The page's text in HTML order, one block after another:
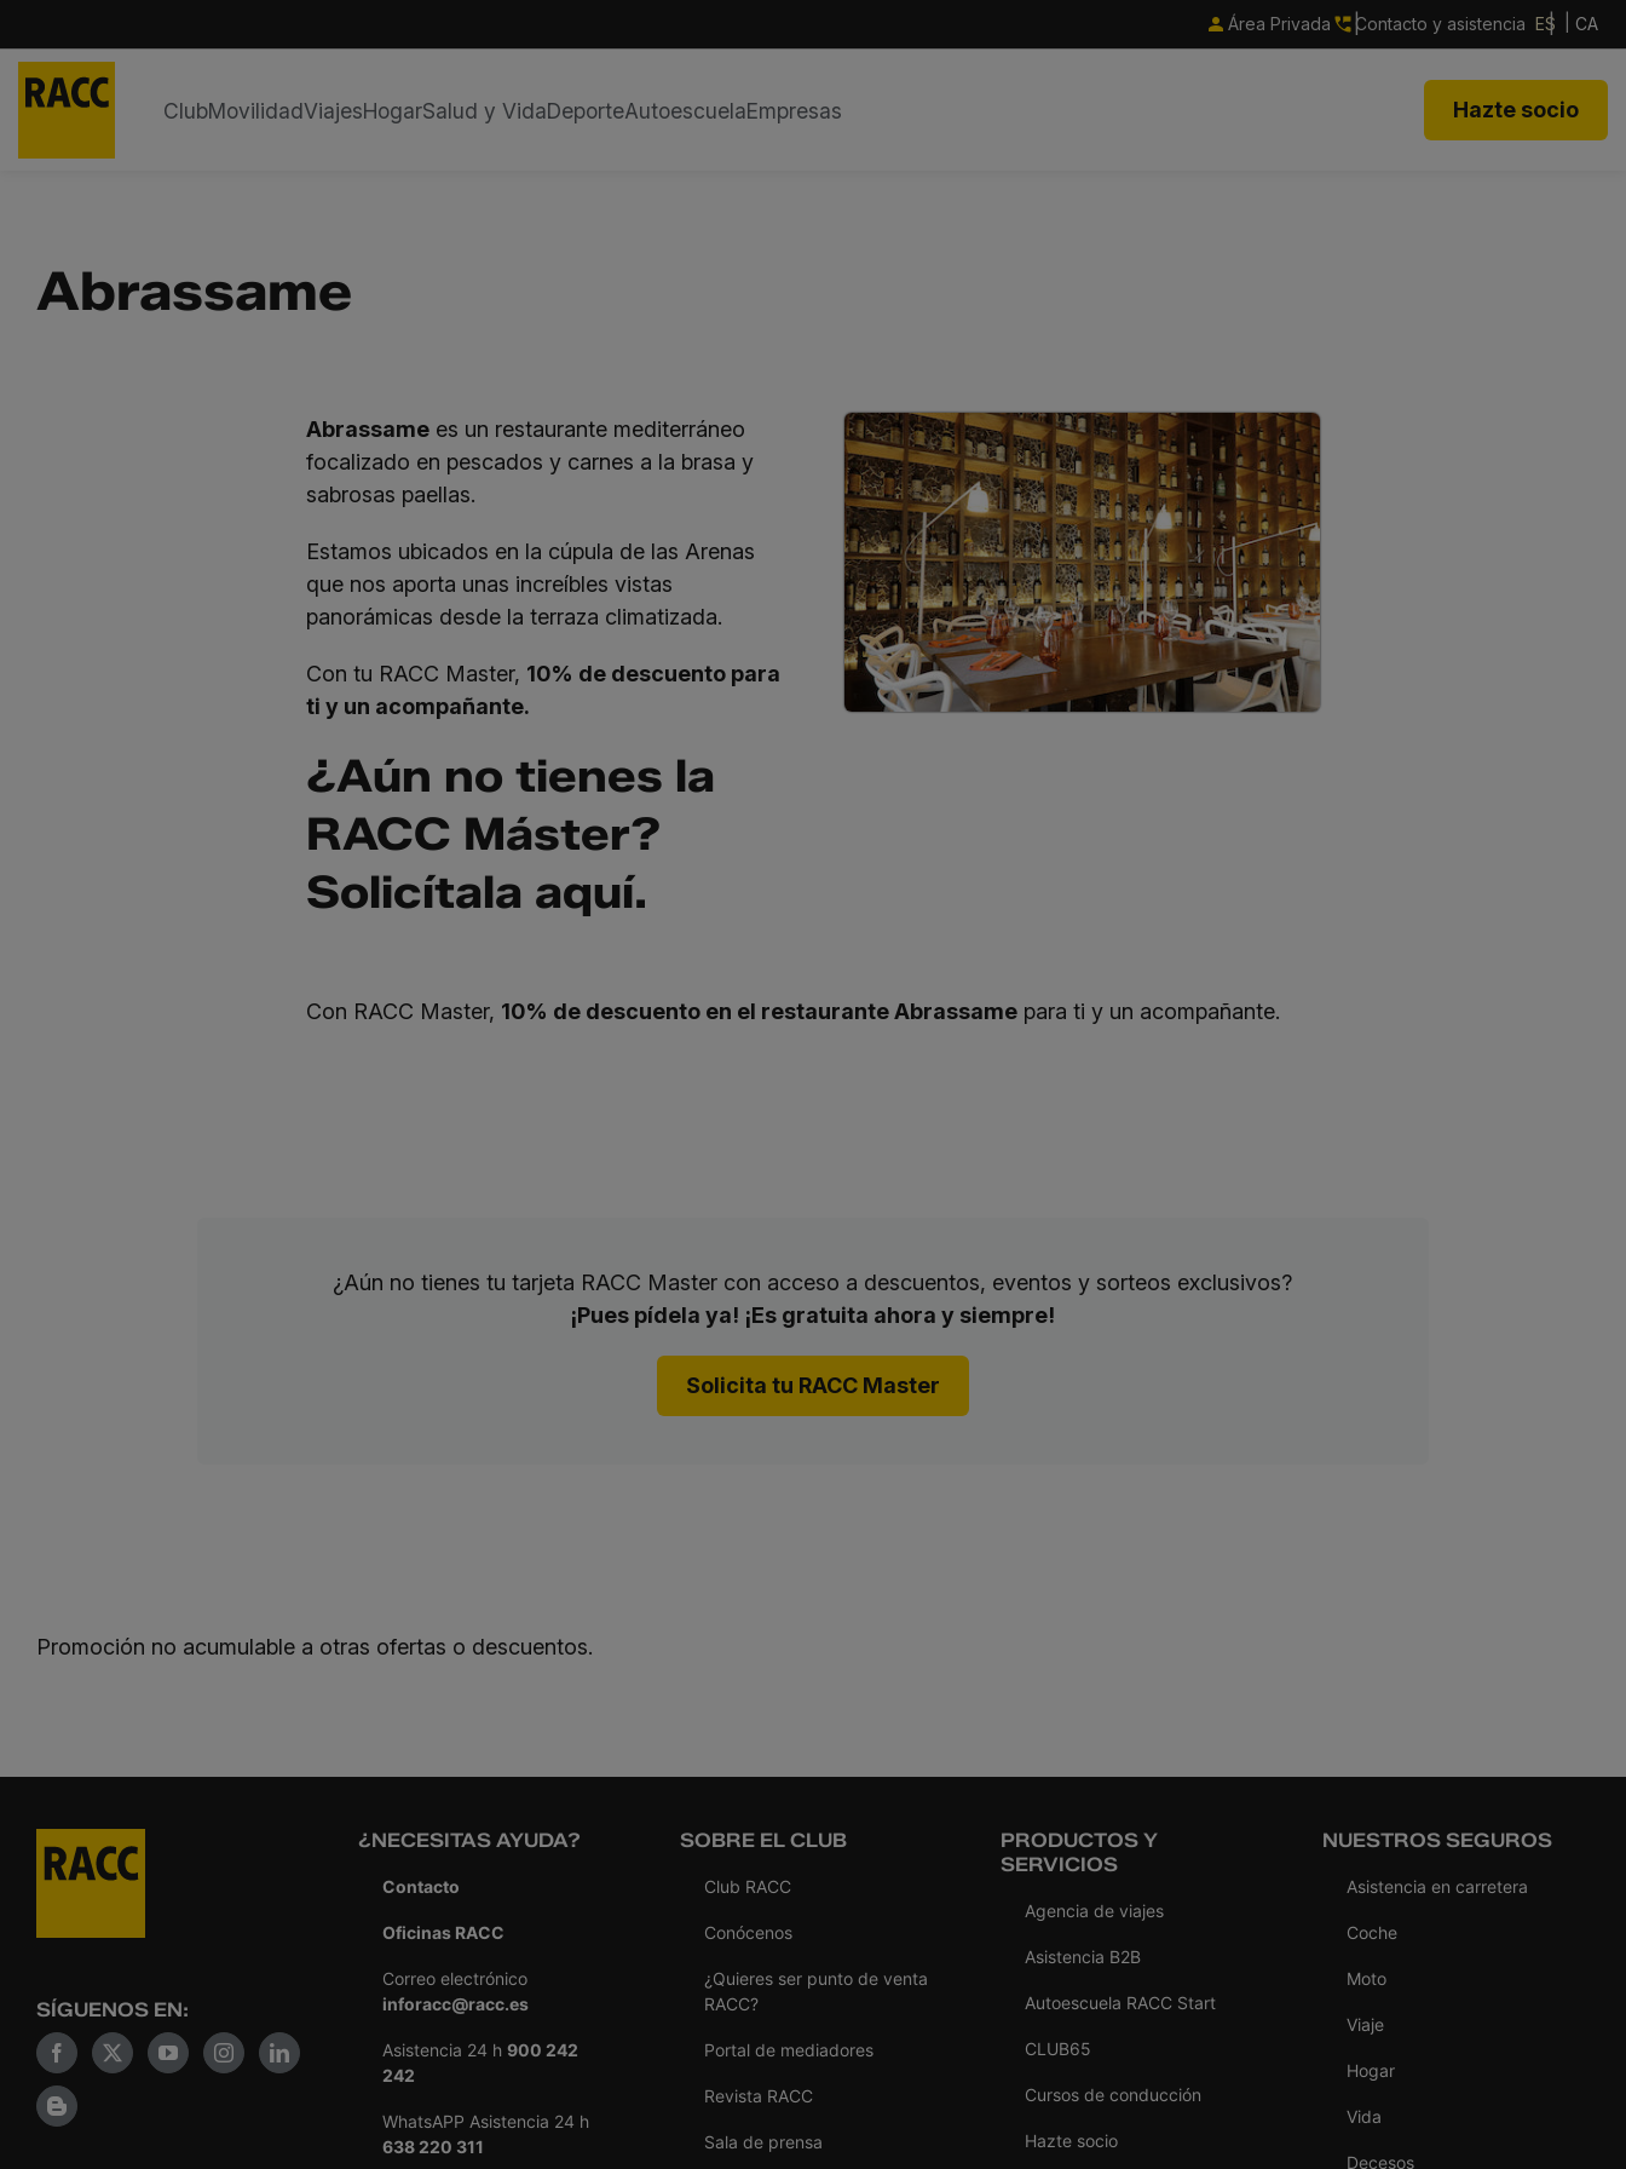
Área Privada Contacto y asistencia ES CA
ClubMovilidadViajesHogarSalud y VidaDeporteAutoescuelaEmpresas Hazte socio
Abrassame
Abrassamees un restaurante mediterráneo
focalizado en pescados y carnes a la brasa y
sabrosas paellas.
Estamos ubicados en la cúpula de las Arenas
que nos aporta unas increíbles vistas
panorámicas desde la terraza climatizada.
Con tu RACC Master, 10% de descuento para
ti y un acompañante.
¿Aún no tienes la
RACC Máster?
Solicítala aquí.
Con RACC Master, 10% de descuento en el restaurante Abrassamepara ti y un acompañante.
¿Aún no tienes tu tarjeta RACC Master con acceso a descuentos, eventos y sorteos exclusivos?
¡Pues pídela ya! ¡Es gratuita ahora y siempre!
Solicita tu RACC Master
Promoción no acumulable a otras ofertas o descuentos.
SÍGUENOS EN:
¿NECESITAS AYUDA?
Contacto
Oficinas RACC
Correo electrónico
inforacc@racc.es
Asistencia 24 h 900 242
242
WhatsAPP Asistencia 24 h
638 220 311
SOBRE EL CLUB
Club RACC
Conócenos
¿Quieres ser punto de venta
RACC?
Portal de mediadores
Revista RACC
Sala de prensa
PRODUCTOS Y
SERVICIOS
Agencia de viajes
Asistencia B2B
Autoescuela RACC Start
CLUB65
Cursos de conducción
Hazte socio
NUESTROS SEGUROS
Asistencia en carretera
Coche
Moto
Viaje
Hogar
Vida
Decesos